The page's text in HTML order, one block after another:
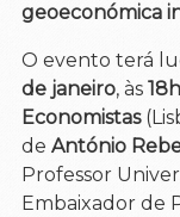
geoeconómica
O evento terá
de janeiro, às
Economistas
de António
Professor
Embaixador de